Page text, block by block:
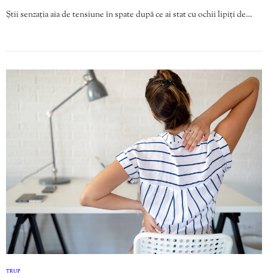
Știi senzația aia de tensiune în spate după ce ai stat cu ochii lipiți de…
TRUP